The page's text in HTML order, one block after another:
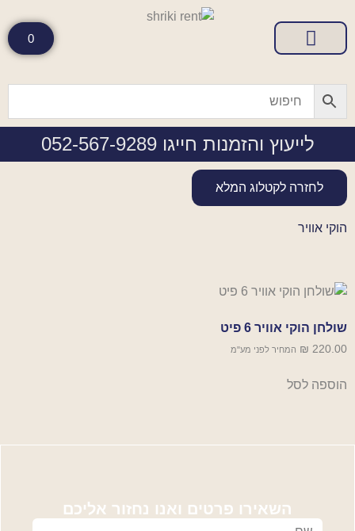
0
לייעוץ והזמנות חייגו 052-567-9289
לחזרה לקטלוג המלא
הוקי אוויר
שולחן הוקי אוויר 6 פיט
₪ 220.00 המחיר לפני מע"מ
הוספה לסל
השאירו פרטים ואנו נחזור אליכם